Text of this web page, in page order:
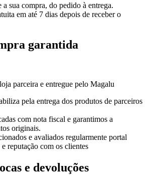
a sua compra, do pedido à entrega.
em até 7 dias depois de receber o
garantida
parceira e entregue pelo Magalu
pela entrega dos produtos de parceiros
com nota fiscal e garantimos a
originais.
e avaliados regularmente portal
reputação com os clientes
e devoluções